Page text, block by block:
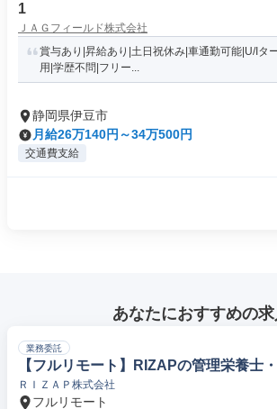
1
ＪＡＧフィールド株式会社
賞与あり|昇給あり|土日祝休み|車通勤可能|U/Iタ
用|学歴不問|フリー...
静岡県伊豆市
月給26万140円～34万500円
交通費支給
あなたにおすすめの求
業務委託
【フルリモート】RIZAPの管理栄養士
ＲＩＺＡＰ株式会社
フルリモート